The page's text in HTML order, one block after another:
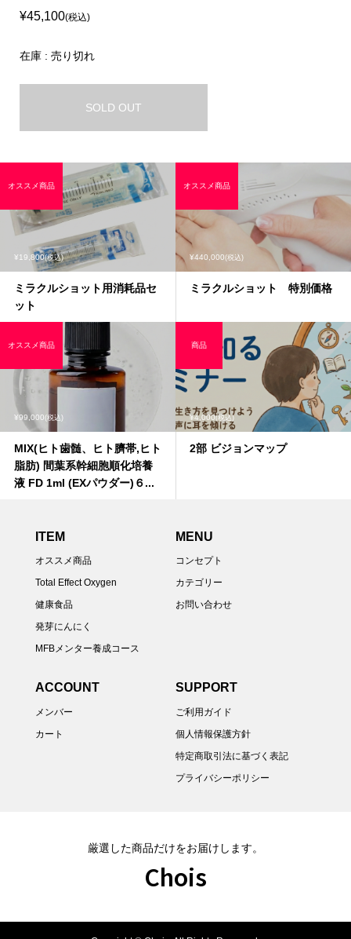
¥45,100(税込)
在庫 : 売り切れ
SOLD OUT
¥19,800(税込)
ミラクルショット用消耗品セ
ット
オススメ商品
¥440,000(税込)
ミラクルショット 特別価格
オススメ商品
¥99,000(税込)
MIX(ヒト歯髄、ヒト臍帯,ヒト
脂肪) 間葉系幹細胞順化培養
液 FD 1ml (EXパウダー)６...
オススメ商品
¥4,000(税込)
2部 ビジョンマップ
商品
ITEM
オススメ商品
Total Effect Oxygen
健康食品
発芽にんにく
MFBメンター養成コース
MENU
コンセプト
カテゴリー
お問い合わせ
ACCOUNT
メンバー
カート
SUPPORT
ご利用ガイド
個人情報保護方針
特定商取引法に基づく表記
プライバシーポリシー
厳選した商品だけをお届けします。
Chois